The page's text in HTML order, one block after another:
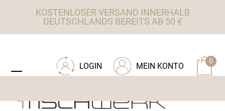
KOSTENLOSER VERSAND INNERHALB
DEUTSCHLANDS BEREITS AB 50 €
0
MEIN KONTO
LOGIN
mobile
mobile